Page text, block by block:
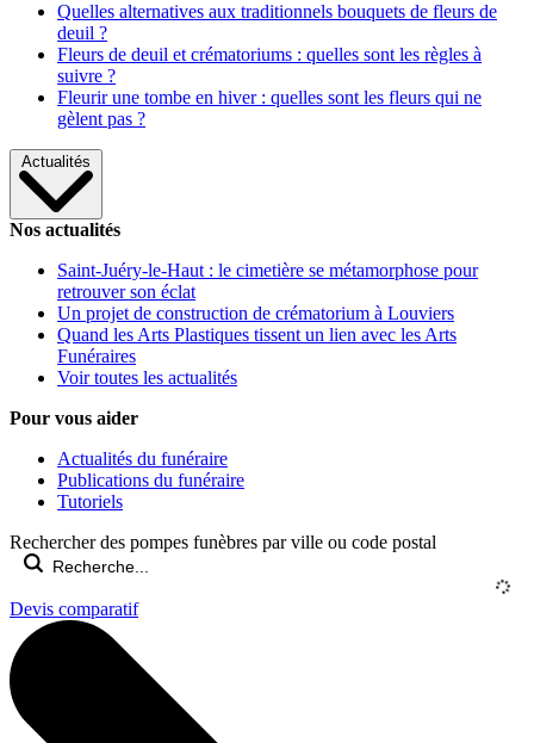
Quelles alternatives aux traditionnels bouquets de fleurs de
deuil ?
Fleurs de deuil et crématoriums : quelles sont les règles à
suivre ?
Fleurir une tombe en hiver : quelles sont les fleurs qui ne
gèlent pas ?
Actualités
Nos actualités
Saint-Juéry-le-Haut : le cimetière se métamorphose pour
retrouver son éclat
Un projet de construction de crématorium à Louviers
Quand les Arts Plastiques tissent un lien avec les Arts
Funéraires
Voir toutes les actualités
Pour vous aider
Actualités du funéraire
Publications du funéraire
Tutoriels
Rechercher des pompes funèbres par ville ou code postal
Devis comparatif